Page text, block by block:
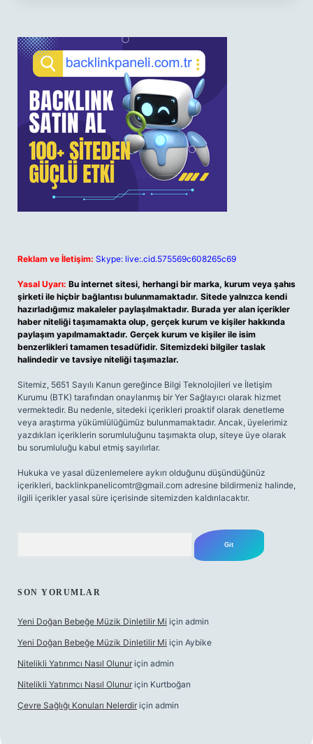
Reklam ve İletişim: Skype: live:.cid.575569c608265c69
Yasal Uyarı: Bu internet sitesi, herhangi bir marka, kurum veya şahıs
şirketi ile hiçbir bağlantısı bulunmamaktadır. Sitede yalnızca kendi
hazırladığımız makaleler paylaşılmaktadır. Burada yer alan içerikler
haber niteliği taşımamakta olup, gerçek kurum ve kişiler hakkında
paylaşım yapılmamaktadır. Gerçek kurum ve kişiler ile isim
benzerlikleri tamamen tesadüfidir. Sitemizdeki bilgiler taslak
halindedir ve tavsiye niteliği taşımazlar.
Sitemiz, 5651 Sayılı Kanun gereğince Bilgi Teknolojileri ve İletişim
Kurumu (BTK) tarafından onaylanmış bir Yer Sağlayıcı olarak hizmet
vermektedir. Bu nedenle, sitedeki içerikleri proaktif olarak denetleme
veya araştırma yükümlülüğümüz bulunmamaktadır. Ancak, üyelerimiz
yazdıkları içeriklerin sorumluluğunu taşımakta olup, siteye üye olarak
bu sorumluluğu kabul etmiş sayılırlar.
Hukuka ve yasal düzenlemelere aykırı olduğunu düşündüğünüz
içerikleri, backlinkpanelicomtr@gmail.com adresine bildirmeniz halinde,
ilgili içerikler yasal süre içerisinde sitemizden kaldırılacaktır.
SON YORUMLAR
Yeni Doğan Bebeğe Müzik Dinletilir Mi için admin
Yeni Doğan Bebeğe Müzik Dinletilir Mi için Aybike
Nitelikli Yatırımcı Nasıl Olunur için admin
Nitelikli Yatırımcı Nasıl Olunur için Kurtboğan
Çevre Sağlığı Konuları Nelerdir için admin